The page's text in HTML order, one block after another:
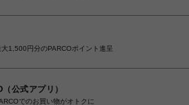
1,500円分のPARCOポイント進呈
公式アプリ）
でのお買い物がオトクに